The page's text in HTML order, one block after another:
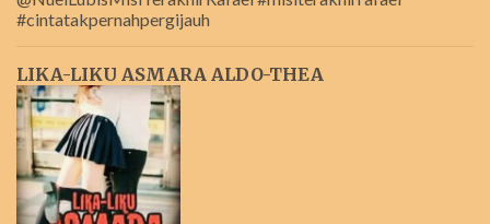
#cintatakpernahpergijauh
LIKA-LIKU ASMARA ALDO-THEA